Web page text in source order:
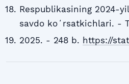
Respublikasining 2024-
savdo koʻrsatkichlari. -
2025. - 248 b. https://